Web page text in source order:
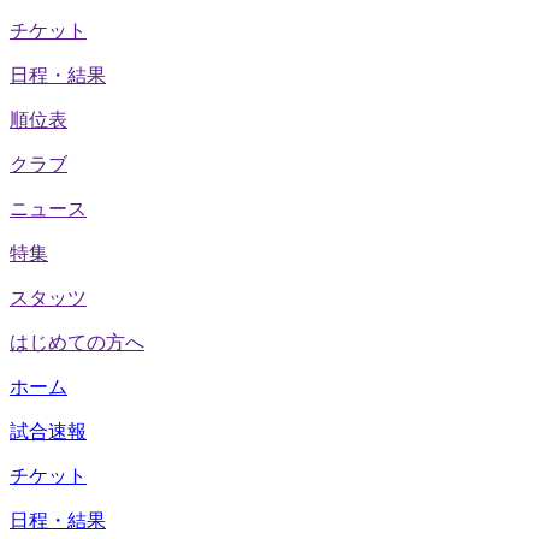
チケット
日程・結果
順位表
クラブ
ニュース
特集
スタッツ
はじめての方へ
ホーム
試合速報
チケット
日程・結果